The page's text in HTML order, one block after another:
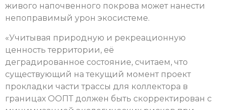
живого напочвенного покрова может нанести
непоправимый урон экосистеме.
«Учитывая природную и рекреационную
ценность территории, её
деградированное состояние, считаем, что
существующий на текущий момент проект
прокладки части трассы для коллектора в
границах ООПТ должен быть скорректирован с